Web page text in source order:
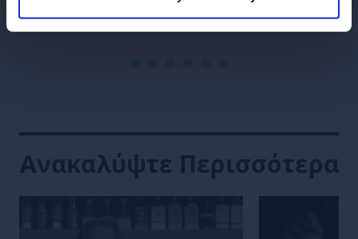
όπως το Candelaria και το Le Mary
Ωστόσο,
(«Ω, μερικές
Instagram,
να είναι;»).
χρόνου ή
Ανακαλύψτε Περισσότερα